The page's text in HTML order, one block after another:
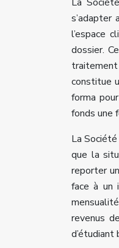
s’adapter
l’espace
dossier.
constitue
forma
fonds une
La
que la
reporter
face à un
revenus
d’étudiant